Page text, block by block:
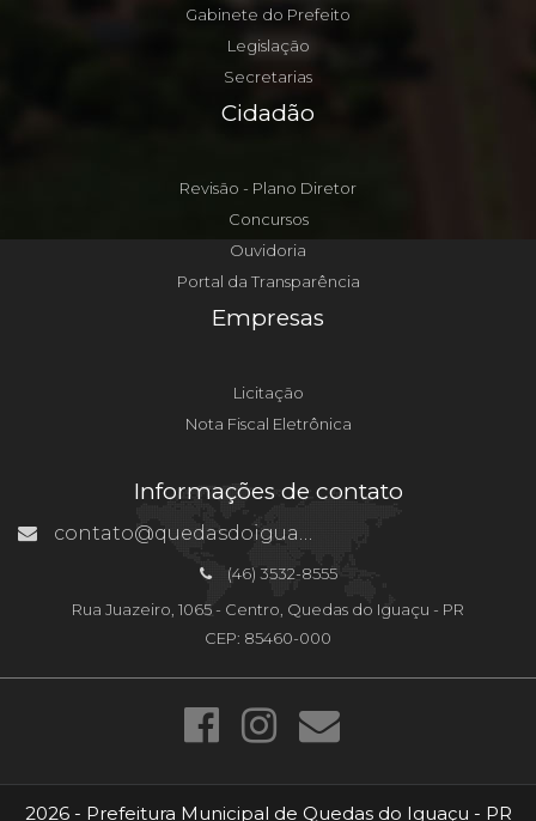
Gabinete do Prefeito
Legislação
Secretarias
Cidadão
Revisão - Plano Diretor
Concursos
Ouvidoria
Portal da Transparência
Empresas
Licitação
Nota Fiscal Eletrônica
Informações de contato
contato@quedasdoiguacu.pr.gov.br
(46) 3532-8555
Rua Juazeiro, 1065 - Centro, Quedas do Iguaçu - PR
CEP: 85460-000
2026 - Prefeitura Municipal de Quedas do Iguaçu - PR